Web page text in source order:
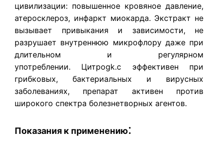
цивилизации: повышенное кровяное давление,
атеросклероз, инфаркт миокарда. Экстракт не
вызывает привыкания и зависимости, не
разрушает внутреннюю микрофлору даже при
длительном и регулярном
употреблении. Цитроgk.c эффективен при
грибковых, бактериальных и вирусных
заболеваниях, препарат активен против
широкого спектра болезнетворных агентов.
Показания к применению: